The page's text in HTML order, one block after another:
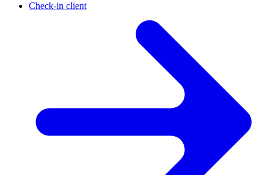
Check-in client